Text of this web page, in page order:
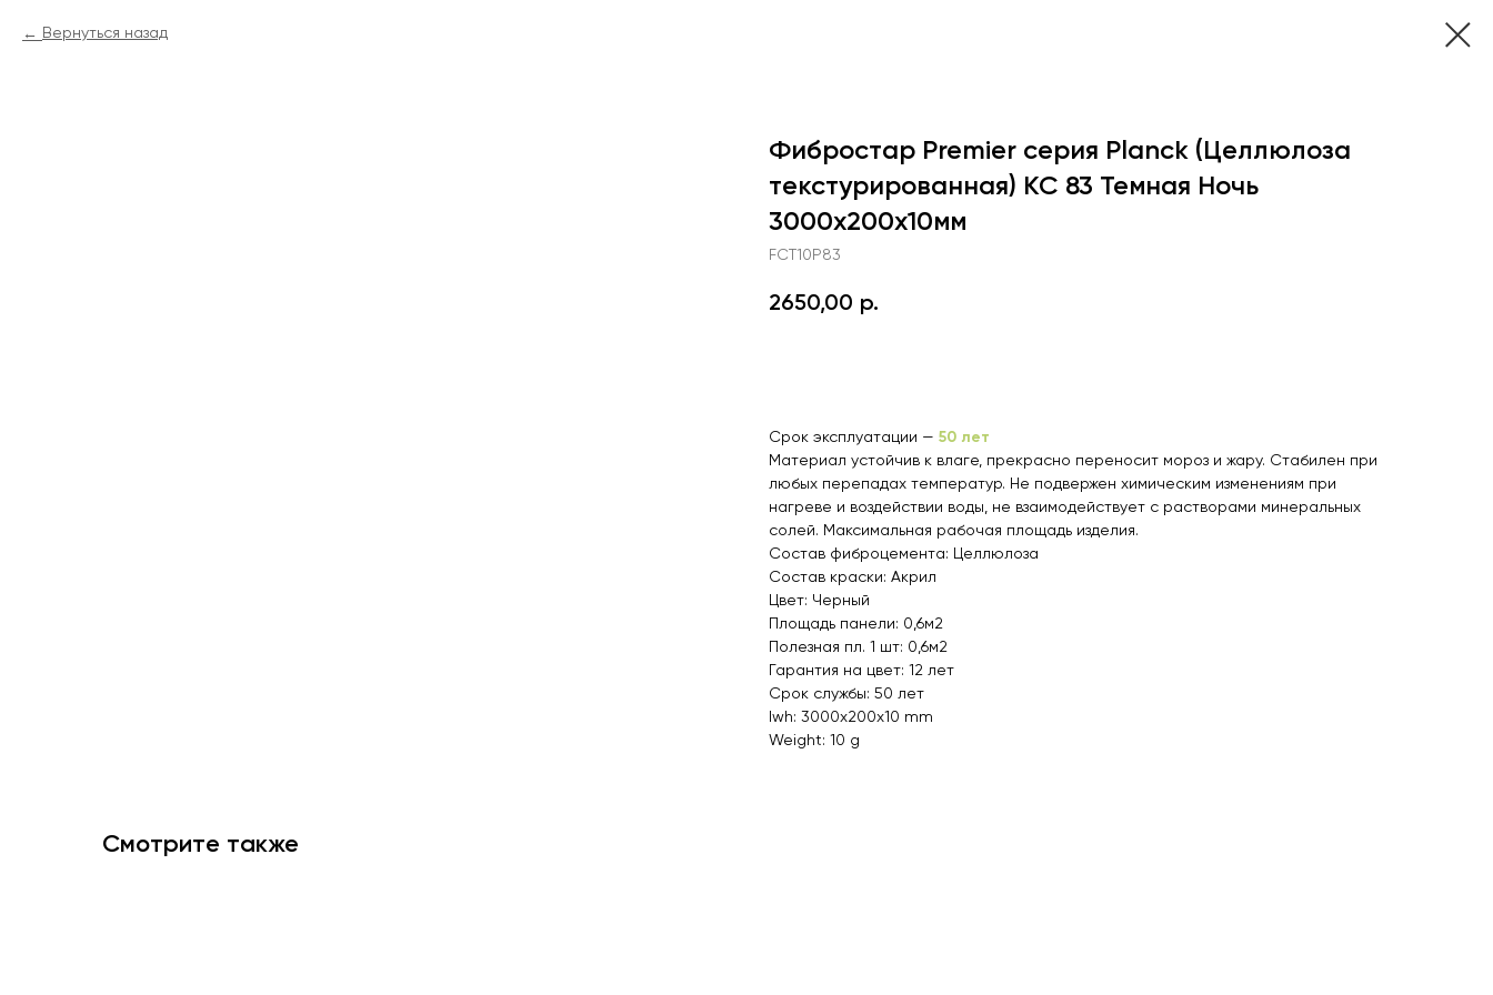
Вернуться назад
Фибростар Premier серия Planck (Целлюлоза
текстурированная) КС 83 Темная Ночь
3000х200х10мм
FCT10P83
2650,00 р.
Срок эксплуатации — 50 лет
Материал устойчив к влаге, прекрасно переносит мороз и жару. Стабилен при
любых перепадах температур. Не подвержен химическим изменениям при
нагреве и воздействии воды, не взаимодействует с растворами минеральных
солей. Максимальная рабочая площадь изделия.
Состав фиброцемента: Целлюлоза
Состав краски: Акрил
Цвет: Черный
Площадь панели: 0,6м2
Полезная пл. 1 шт: 0,6м2
Гарантия на цвет: 12 лет
Срок службы: 50 лет
lwh: 3000x200x10 mm
Weight: 10 g
Смотрите также